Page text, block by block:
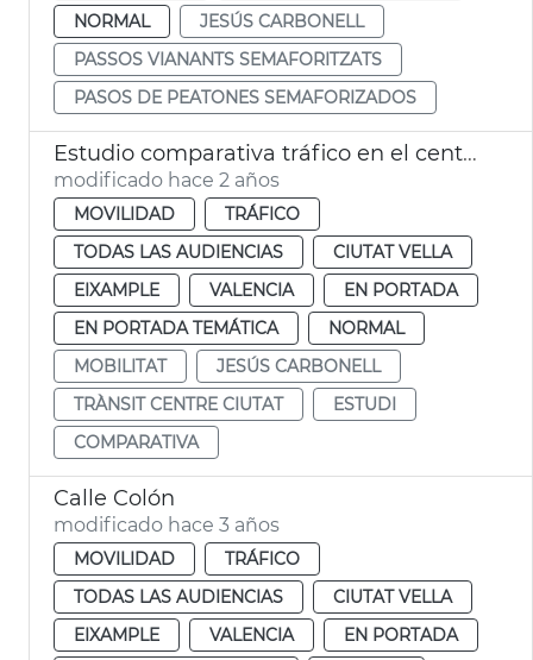
NORMAL
JESÚS CARBONELL
PASSOS VIANANTS SEMAFORITZATS
PASOS DE PEATONES SEMAFORIZADOS
Estudio comparativa tráfico en el centro ciudad
modificado hace 2 años
MOVILIDAD
TRÁFICO
TODAS LAS AUDIENCIAS
CIUTAT VELLA
EIXAMPLE
VALENCIA
EN PORTADA
EN PORTADA TEMÁTICA
NORMAL
MOBILITAT
JESÚS CARBONELL
TRÀNSIT CENTRE CIUTAT
ESTUDI
COMPARATIVA
Calle Colón
modificado hace 3 años
MOVILIDAD
TRÁFICO
TODAS LAS AUDIENCIAS
CIUTAT VELLA
EIXAMPLE
VALENCIA
EN PORTADA